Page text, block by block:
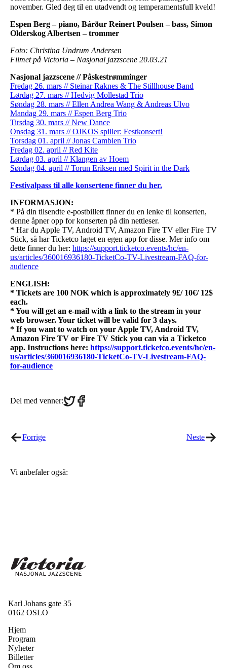
november. Gled deg til en utadvendt og temperamentsfull kveld!
Espen Berg – piano, Bárður Reinert Poulsen – bass, Simon
Olderskog Albertsen – trommer
Foto: Christina Undrum Andersen
Filmet på Victoria – Nasjonal jazzscene 20.03.21
Nasjonal jazzscene // Påskestrømminger
Fredag 26. mars // Steinar Raknes & The Stillhouse Band
Lørdag 27. mars // Hedvig Mollestad Trio
Søndag 28. mars // Ellen Andrea Wang & Andreas Ulvo
Mandag 29. mars // Espen Berg Trio
Tirsdag 30. mars // New Dance
Onsdag 31. mars // OJKOS spiller: Festkonsert!
Torsdag 01. april // Jonas Cambien Trio
Fredag 02. april // Red Kite
Lørdag 03. april // Klangen av Hoem
Søndag 04. april // Torun Eriksen med Spirit in the Dark
Festivalpass til alle konsertene finner du her.
INFORMASJON:
* På din tilsendte e-postbillett finner du en lenke til konserten,
denne åpner opp for konserten på din nettleser.
* Har du Apple TV, Android TV, Amazon Fire TV eller Fire TV
Stick, så har Ticketco laget en egen app for disse. Mer info om
dette finner du her: https://support.ticketco.events/hc/en-
us/articles/360016936180-TicketCo-TV-Livestream-FAQ-for-
audience
ENGLISH:
* Tickets are 100 NOK which is approximately 9£/ 10€/ 12$
each.
* You will get an e-mail with a link to the stream in your
web browser. Your ticket will be valid for 3 days.
* If you want to watch on your Apple TV, Android TV,
Amazon Fire TV or Fire TV Stick you can via a Ticketco
app. Instructions here: https://support.ticketco.events/hc/en-
us/articles/360016936180-TicketCo-TV-Livestream-FAQ-
for-audience
Del med venner:Share
on
Share
on
Forrige Neste
Vi anbefaler også:
Karl Johans gate 35
0162 OSLO
Hjem
Program
Nyheter
Billetter
Om oss